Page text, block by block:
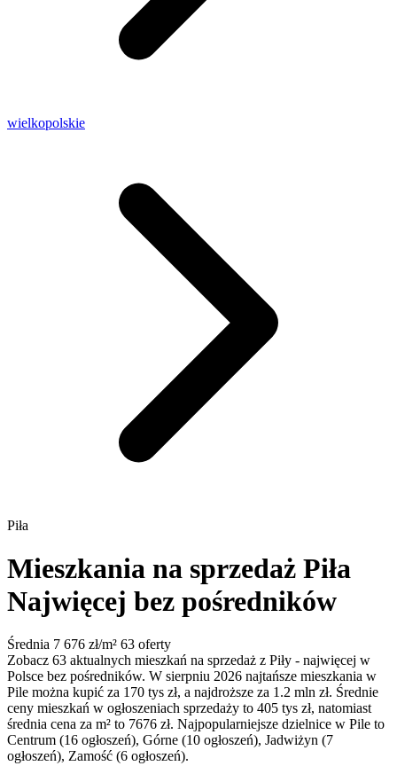
wielkopolskie
Piła
Mieszkania na sprzedaż Piła
Najwięcej bez pośredników
Średnia 7 676 zł/m² 63 oferty
Zobacz 63 aktualnych mieszkań na sprzedaż z Piły - najwięcej w
Polsce bez pośredników. W sierpniu 2026 najtańsze mieszkania w
Pile można kupić za 170 tys zł, a najdroższe za 1.2 mln zł. Średnie
ceny mieszkań w ogłoszeniach sprzedaży to 405 tys zł, natomiast
średnia cena za m² to 7676 zł. Najpopularniejsze dzielnice w Pile to
Centrum (16 ogłoszeń), Górne (10 ogłoszeń), Jadwiżyn (7
ogłoszeń), Zamość (6 ogłoszeń).